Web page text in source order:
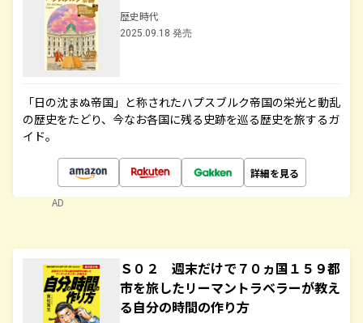
歴史時代
2025.09.18 発売
「日の沈まぬ帝国」と称されたハプスブルク帝国の栄光と動乱
の歴史をたどり、今なお各国に残る史跡を巡る歴史を旅するガ
イド。
詳細を見る
AD
Ｓ０２ 週末だけで７０ヵ国１５９都
市を旅したリーマントラベラーが教え
る自分の時間の作り方